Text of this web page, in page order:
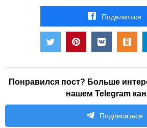
Поделиться
Понравился пост? Больше
нашем Telegram
Подписаться